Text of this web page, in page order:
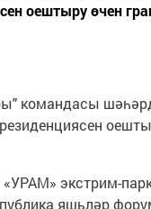
оештыру өчен
командасы
«УРАМ» экстрим-
яшьләр